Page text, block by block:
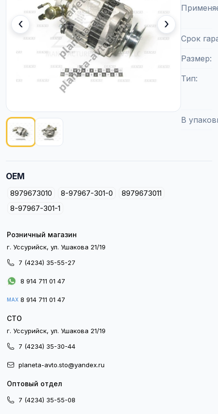
‹ ›
Срок
Размер
Тип
В
OEM
8979673010 8-97967-301-0
8979673011
8-97967-301-1
Розничный магазин
г. Уссурийск, ул. Ушакова 21/19
7 (4234) 35-55-27
8 914 711 01 47
MAX 8 914 711 01 47
СТО
г. Уссурийск, ул. Ушакова 21/19
7 (4234) 35-30-44
planeta-avto.sto@yandex.ru
Оптовый отдел
7 (4234) 35-55-08